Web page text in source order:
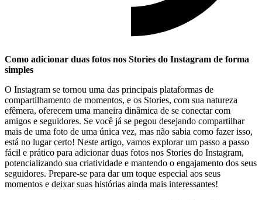
Como adicionar duas fotos nos ⁢Stories do Instagram ​de forma
⁤simples
O Instagram⁢ se tornou uma das principais plataformas de
compartilhamento de momentos,​ e⁤ os Stories, com sua natureza
efêmera, oferecem uma maneira dinâmica de se conectar com
amigos ​e seguidores.‍ Se ⁤você já se pegou desejando compartilhar
mais de⁤ uma foto de uma única vez, mas não‍ sabia como fazer isso,
está no lugar certo! ​Neste‌ artigo, vamos explorar um‍ passo a passo
fácil​ e prático para⁤ adicionar​ duas fotos nos Stories do Instagram,
potencializando‍ sua criatividade e mantendo o​ engajamento dos ⁢seus
seguidores. Prepare-se para dar um toque especial ‍aos seus
momentos e⁤ deixar suas histórias ainda​ mais interessantes!